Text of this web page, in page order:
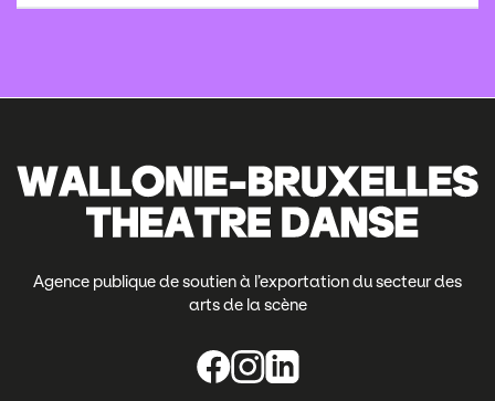
Agence publique de soutien à l’exportation du secteur des
arts de la scène